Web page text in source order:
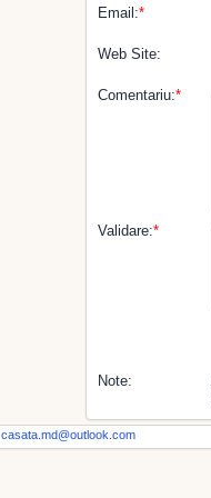
Email:*
Web Site:
Comentariu:*
Validare:*
Note:
casata.md@outlook.com